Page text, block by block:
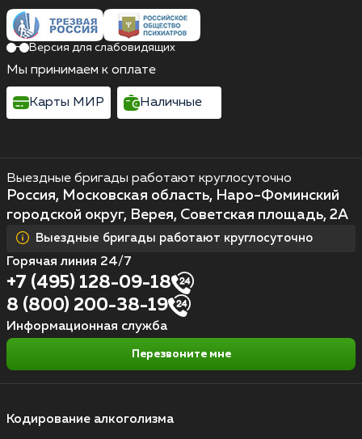
Кодирование алкоголизма
Выездные бригады работают круглосуточно
Россия, Московская область, Наро-Фоминский
городской округ, Верея, Советская площадь, 2А
Выездные бригады работают круглосуточно
Горячая линия 24/7
+7 (495) 128-09-18
8 (800) 200-38-19
Информационная служба
Перезвоните мне
Версия для слабовидящих
Мы принимаем к оплате
Карты МИР Наличные